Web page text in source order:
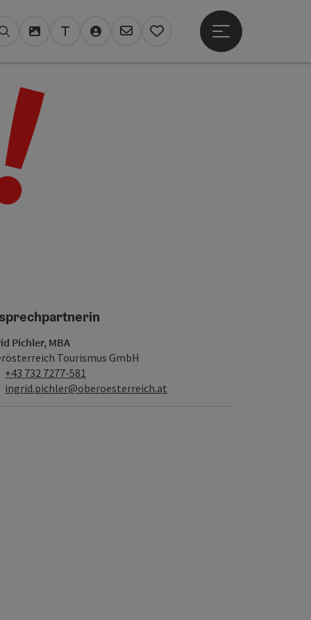
SuchenMediendatenbank
Tourdata Login
Login TV Register
Newsletter
Merkzettel
Hauptmenü öffnen
Pichler, MBA
Tourismus GmbH
Telefon
+43 732 7277-581
E-Mail
ingrid.pichler@oberoesterreich.at